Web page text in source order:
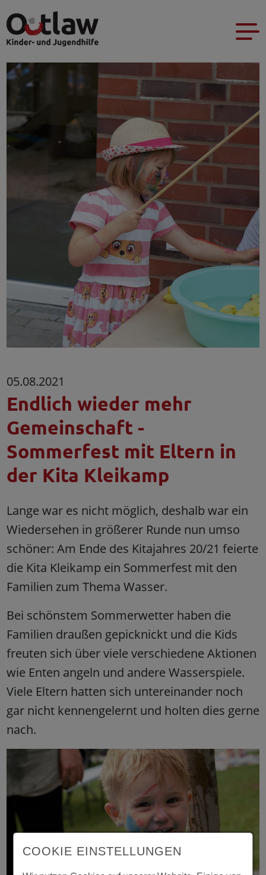
05.08.2021
Endlich wieder mehr
Gemeinschaft -
Sommerfest mit Eltern in
der Kita Kleikamp
Lange war es nicht möglich, deshalb war ein
Wiedersehen in größerer Runde nun umso
schöner: Am Ende des Kitajahres 20/21 feierte
die Kita Kleikamp ein Sommerfest mit den
Familien zum Thema Wasser.
Bei schönstem Sommerwetter haben die
Familien draußen gepicknickt und die Kids
freuten sich über viele verschiedene Aktionen
wie Enten angeln und andere Wasserspiele.
Viele Eltern hatten sich untereinander noch
gar nicht kennengelernt und holten dies gerne
nach.
COOKIE EINSTELLUNGEN